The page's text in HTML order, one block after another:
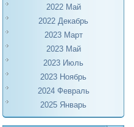
2022 Май
2022 Декабрь
2023 Март
2023 Май
2023 Июль
2023 Ноябрь
2024 Февраль
2025 Январь